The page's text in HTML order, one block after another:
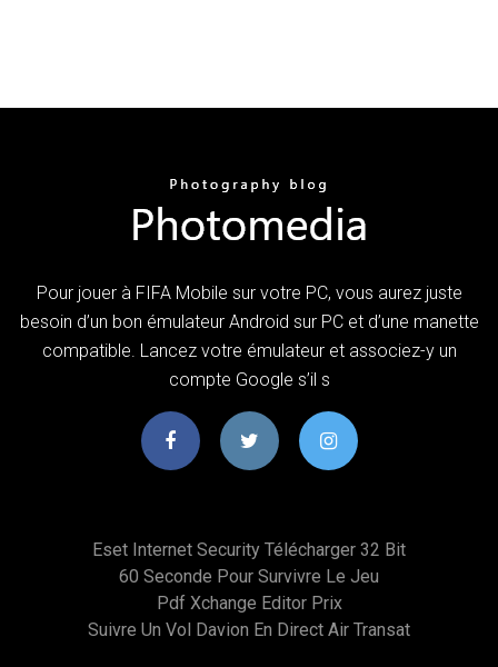
Pour jouer à FIFA Mobile sur votre PC, vous aurez juste
besoin d’un bon émulateur Android sur PC et d’une manette
compatible. Lancez votre émulateur et associez-y un
compte Google s’il s
Eset Internet Security Télécharger 32 Bit
60 Seconde Pour Survivre Le Jeu
Pdf Xchange Editor Prix
Suivre Un Vol Davion En Direct Air Transat